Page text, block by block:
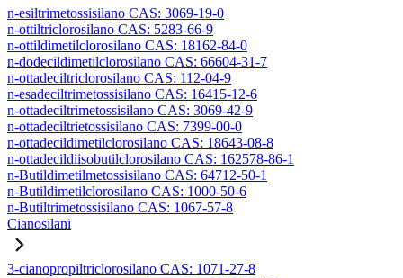
n-esiltrimetossisilano CAS: 3069-19-0
n-ottiltriclorosilano CAS: 5283-66-9
n-ottildimetilclorosilano CAS: 18162-84-0
n-dodecildimetilclorosilano CAS: 66604-31-7
n-ottadeciltriclorosilano CAS: 112-04-9
n-esadeciltrimetossisilano CAS: 16415-12-6
n-ottadeciltrimetossisilano CAS: 3069-42-9
n-ottadeciltrietossisilano CAS: 7399-00-0
n-ottadecildimetilclorosilano CAS: 18643-08-8
n-ottadecildiisobutilclorosilano CAS: 162578-86-1
n-Butildimetilmetossisilano CAS: 64712-50-1
n-Butildimetilclorosilano CAS: 1000-50-6
n-Butiltrimetossisilano CAS: 1067-57-8
Cianosilani
3-cianopropiltriclorosilano CAS: 1071-27-8